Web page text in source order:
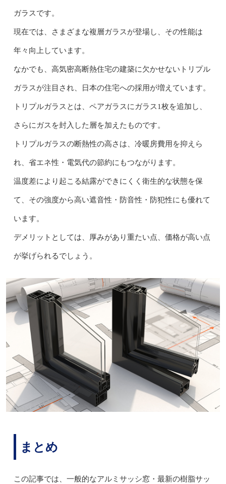
ガラスです。
現在では、さまざまな複層ガラスが登場し、その性能は
年々向上しています。
なかでも、高気密高断熱住宅の建築に欠かせないトリプル
ガラスが注目され、日本の住宅への採用が増えています。
トリプルガラスとは、ペアガラスにガラス1枚を追加し、
さらにガスを封入した層を加えたものです。
トリプルガラスの断熱性の高さは、冷暖房費用を抑えら
れ、省エネ性・電気代の節約にもつながります。
温度差により起こる結露ができにくく衛生的な状態を保
て、その強度から高い遮音性・防音性・防犯性にも優れて
います。
デメリットとしては、厚みがあり重たい点、価格が高い点
が挙げられるでしょう。
まとめ
この記事では、一般的なアルミサッシ窓・最新の樹脂サッ